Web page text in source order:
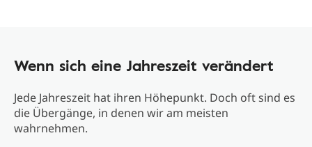
Wenn sich eine Jahreszeit verändert
Jede Jahreszeit hat ihren Höhepunkt. Doch oft sind es
die Übergänge, in denen wir am meisten
wahrnehmen.